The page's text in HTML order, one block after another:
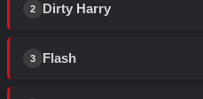
2 Dirty Harry
3 Flash